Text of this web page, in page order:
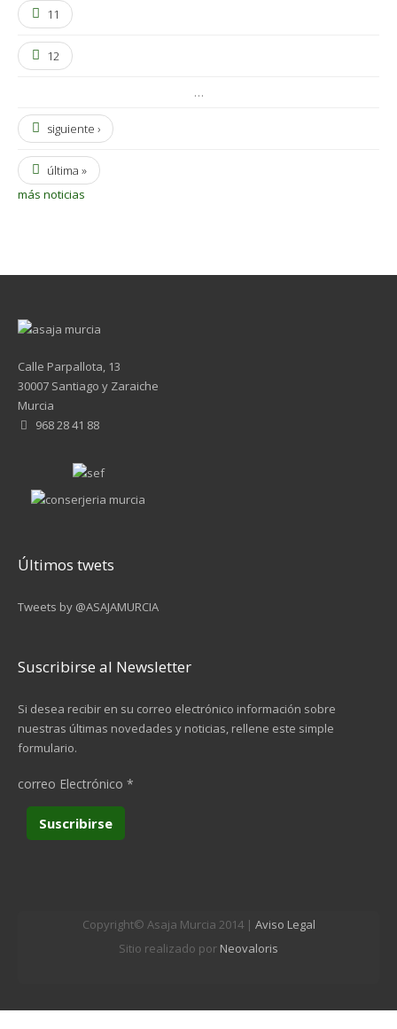
11
12
…
siguiente ›
última »
más noticias
Calle Parpallota, 13
30007 Santiago y Zaraiche
Murcia
968 28 41 88
Últimos twets
Tweets by @ASAJAMURCIA
Suscribirse al Newsletter
Si desea recibir en su correo electrónico información sobre
nuestras últimas novedades y noticias, rellene este simple
formulario.
correo Electrónico *
Copyright© Asaja Murcia 2014 | Aviso Legal
Sitio realizado por Neovaloris